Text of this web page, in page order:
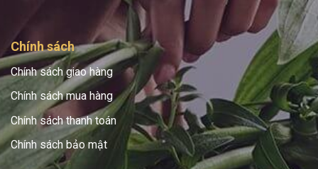
Chính sách
Chính sách giao hàng
Chính sách mua hàng
Chính sách thanh toán
Chính sách bảo mật